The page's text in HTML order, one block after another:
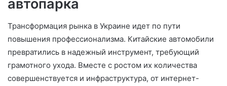
автопарка
Трансформация рынка в Украине идет по пути
повышения профессионализма. Китайские автомобили
превратились в надежный инструмент, требующий
грамотного ухода. Вместе с ростом их количества
совершенствуется и инфраструктура, от интернет-